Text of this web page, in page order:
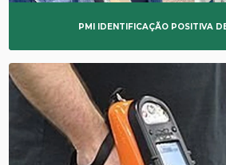
PMI IDENTIFICAÇÃO POSITIVA